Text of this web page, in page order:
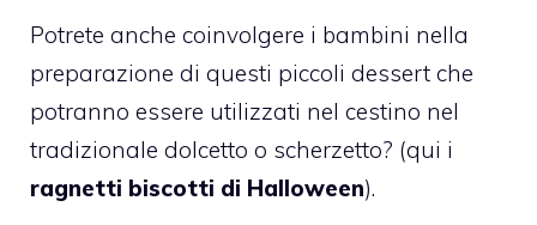
Potrete anche coinvolgere i bambini nella
preparazione di questi piccoli dessert che
potranno essere utilizzati nel cestino nel
tradizionale dolcetto o scherzetto? (qui i
ragnetti biscotti di Halloween).